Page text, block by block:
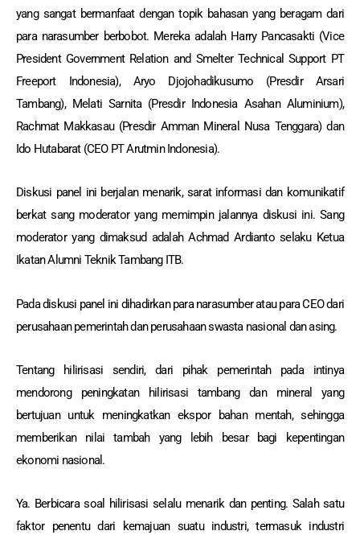
yang sangat bermanfaat dengan topik bahasan yang beragam dari
para narasumber berbobot. Mereka adalah Harry Pancasakti (Vice
President Government Relation and Smelter Technical Support PT
Freeport Indonesia), Aryo Djojohadikusumo (Presdir Arsari
Tambang), Melati Sarnita (Presdir Indonesia Asahan Aluminium),
Rachmat Makkasau (Presdir Amman Mineral Nusa Tenggara) dan
Ido Hutabarat (CEO PT Arutmin Indonesia).
Diskusi panel ini berjalan menarik, sarat informasi dan komunikatif
berkat sang moderator yang memimpin jalannya diskusi ini. Sang
moderator yang dimaksud adalah Achmad Ardianto selaku Ketua
Ikatan Alumni Teknik Tambang ITB.
Pada diskusi panel ini dihadirkan para narasumber atau para CEO dari
perusahaan pemerintah dan perusahaan swasta nasional dan asing.
Tentang hilirisasi sendiri, dari pihak pemerintah pada intinya
mendorong peningkatan hilirisasi tambang dan mineral yang
bertujuan untuk meningkatkan ekspor bahan mentah, sehingga
memberikan nilai tambah yang lebih besar bagi kepentingan
ekonomi nasional.
Ya. Berbicara soal hilirisasi selalu menarik dan penting. Salah satu
faktor penentu dari kemajuan suatu industri, termasuk industri